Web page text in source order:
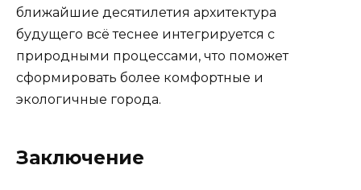
ближайшие десятилетия архитектура
будущего всё теснее интегрируется с
природными процессами, что поможет
сформировать более комфортные и
экологичные города.
Заключение